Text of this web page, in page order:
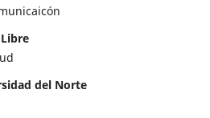
del Norte